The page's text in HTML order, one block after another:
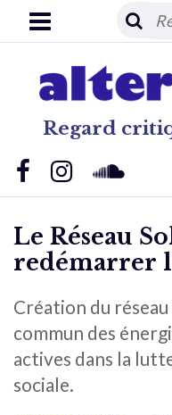
Regard
Le Réseau
redémarrer
Création du
commun des
actives dans la
sociale.